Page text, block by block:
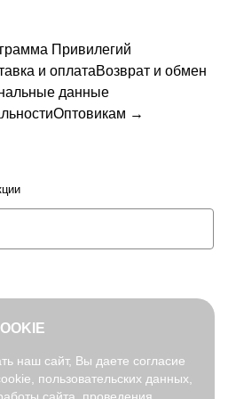
Привилегий
и оплатаВозврат и обмен
данные
Оптовикам →
защищены
наш сайт, Вы даете согласие
пользовательских данных,